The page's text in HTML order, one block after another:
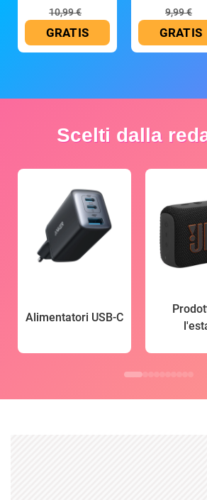
10,99 €
GRATIS
9,99 €
GRATIS
Scelti dalla
Alimentatori USB-C